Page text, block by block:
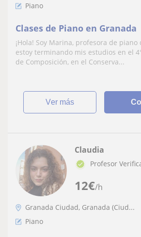
Piano
Clases de Piano en Granada
¡Hola! Soy Marina, profesora de
estoy terminando mis estudios en el
de Composición, en el Conserva...
ver más
12€/h
Claudia
Profesor
Granada Ciudad, Granada (Ciud...
Piano